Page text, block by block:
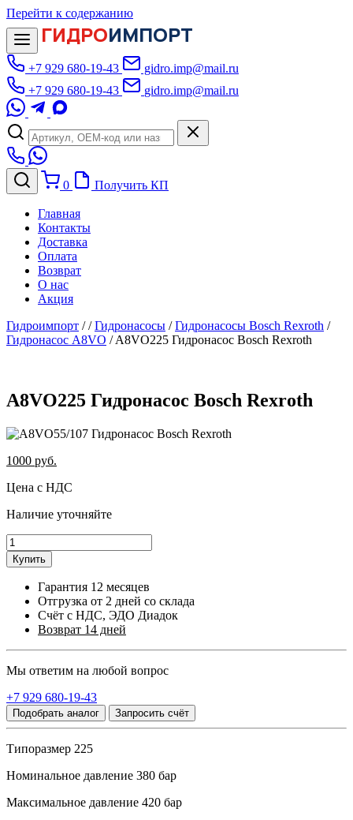
Перейти к содержанию
ГИДРОИМПОРТ
+7 929 680-19-43
gidro.imp@mail.ru
+7 929 680-19-43
gidro.imp@mail.ru
0 Получить КП
Главная
Контакты
Доставка
Оплата
Возврат
О нас
Акция
Гидроимпорт //Гидронасосы /Гидронасосы Bosch Rexroth /
Гидронасос A8VO /A8VO225 Гидронасос Bosch Rexroth
A8VO225 Гидронасос Bosch Rexroth
1000 руб.
Цена с НДС
Наличие уточняйте
Купить
Гарантия 12 месяцев
Отгрузка от 2 дней со склада
Счёт с НДС, ЭДО Диадок
Возврат 14 дней
Мы ответим на любой вопрос
+7 929 680-19-43
Подобрать аналог Запросить счёт
Типоразмер 225
Номинальное давление 380 бар
Максимальное давление 420 бар